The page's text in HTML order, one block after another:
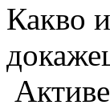
Какво